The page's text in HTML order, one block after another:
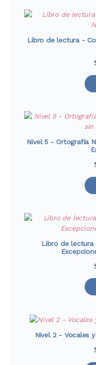
Libro de lectura -
Nivel 5 - Ortografía
Libro de lectura
Nivel 2 - Vocales